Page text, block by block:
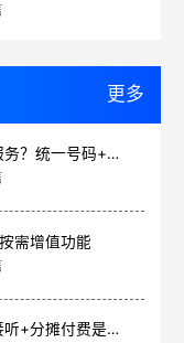
更多
办理400电话怎么塑造品牌形象优化服务？统一号码+智能管理平台
需增值功能
400电话和座机比有什么优势？统一接听+分摊付费是核心